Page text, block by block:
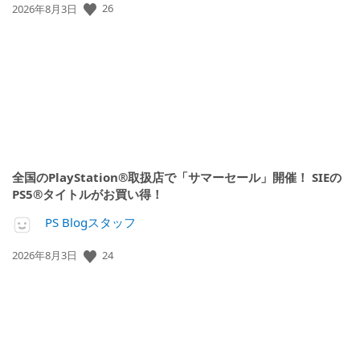
公
2026年8月3日 26
全国のPlayStation®取扱店で「サマーセール」開催！ SIEの
PS5®タイトルがお買い得！
PS Blogスタッフ
公
2026年8月3日 24